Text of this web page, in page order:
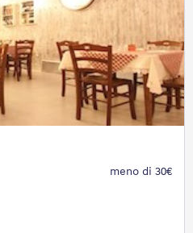
meno di 30€